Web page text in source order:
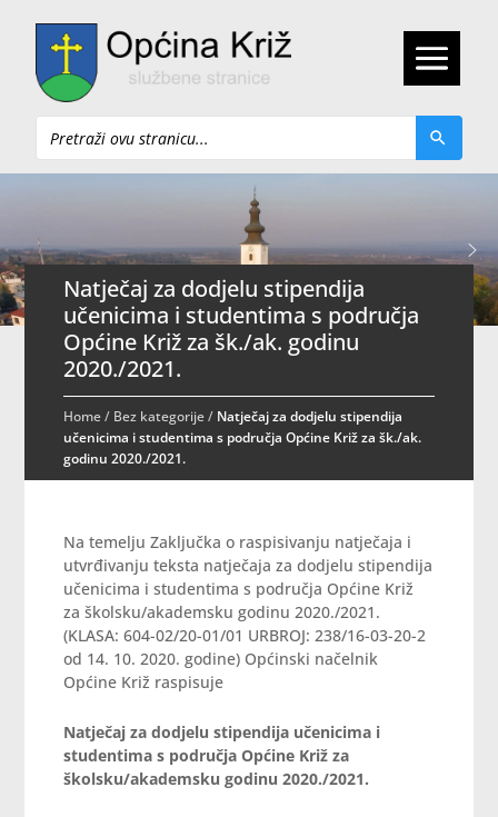
Pretraži
Natječaj za dodjelu stipendija
učenicima i studentima s područja
Općine Križ za šk./ak. godinu
2020./2021.
Home/ Bez kategorije/ Natječaj za dodjelu stipendija
učenicima i studentima s područja Općine Križ za šk./ak.
godinu 2020./2021.
Na temelju Zaključka o raspisivanju natječaja i
utvrđivanju teksta natječaja za dodjelu stipendija
učenicima i studentima s područja Općine Križ
za školsku/akademsku godinu 2020./2021.
(KLASA: 604-02/20-01/01 URBROJ: 238/16-03-20-2
od 14. 10. 2020. godine) Općinski načelnik
Općine Križ raspisuje
Natječaj za dodjelu stipendija učenicima i
studentima s područja Općine Križ za
školsku/akademsku godinu 2020./2021.